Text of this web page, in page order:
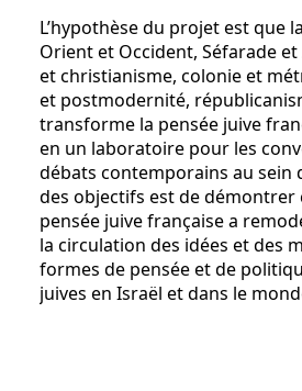
L’hypothèse du projet est que
Orient et Occident, Séfarade et
et christianisme, colonie et
et postmodernité,
transforme la pensée juive
en un laboratoire pour les
débats contemporains au sein
des objectifs est de démontrer
pensée juive française a
la circulation des idées et des
formes de pensée et de
juives en Israël et dans le